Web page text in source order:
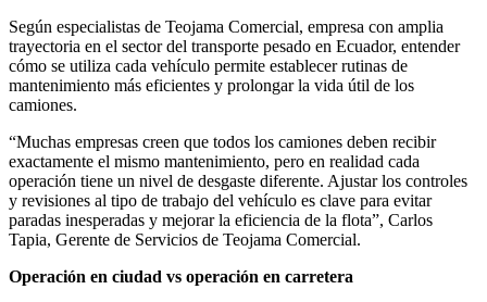
Según especialistas de Teojama Comercial, empresa con amplia
trayectoria en el sector del transporte pesado en Ecuador, entender
cómo se utiliza cada vehículo permite establecer rutinas de
mantenimiento más eficientes y prolongar la vida útil de los
camiones.
“Muchas empresas creen que todos los camiones deben recibir
exactamente el mismo mantenimiento, pero en realidad cada
operación tiene un nivel de desgaste diferente. Ajustar los controles
y revisiones al tipo de trabajo del vehículo es clave para evitar
paradas inesperadas y mejorar la eficiencia de la flota”, Carlos
Tapia, Gerente de Servicios de Teojama Comercial.
Operación en ciudad vs operación en carretera